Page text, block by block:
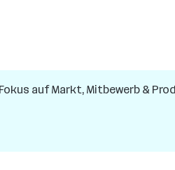
auf Markt, Mitbewerb &